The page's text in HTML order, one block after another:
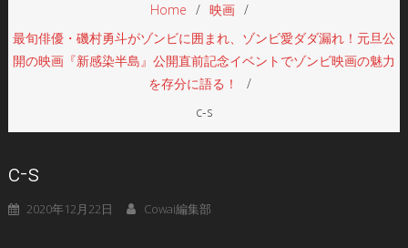
Home
映画
最旬俳優・磯村勇斗がゾンビに囲まれ、ゾンビ愛ダダ漏れ！元旦公
開の映画『新感染半島』公開直前記念イベントでゾンビ映画の魅力
を存分に語る！
c-s
c-s
2020年12月22日 Cowai編集部